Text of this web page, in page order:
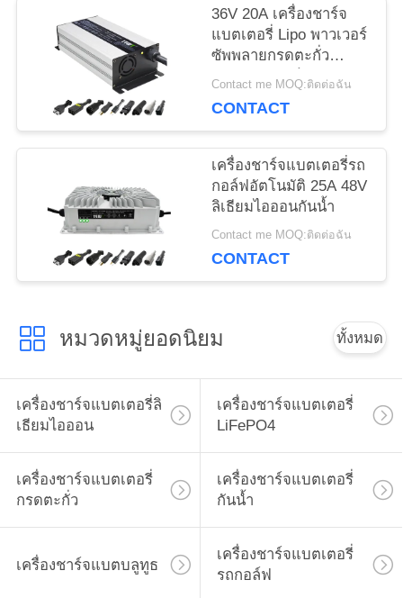
POLICY
36V 20A เครื่องชาร์จ
แบตเตอรี่ Lipo พาวเวอร์
ซัพพลายกรดตะกั่ว
สำหรับรถกอล์ฟ
Contact me MOQ:ติดต่อฉัน
CONTACT
เครื่องชาร์จแบตเตอรี่รถ
กอล์ฟอัตโนมัติ 25A 48V
ลิเธียมไอออนกันน้ำ
Contact me MOQ:ติดต่อฉัน
CONTACT
หมวดหมู่ยอดนิยม ทั้งหมด
เครื่องชาร์จแบตเตอรี่ลิ
เธียมไอออน
เครื่องชาร์จแบตเตอรี่
LiFePO4
เครื่องชาร์จแบตเตอรี่
กรดตะกั่ว
เครื่องชาร์จแบตเตอรี่
กันน้ำ
เครื่องชาร์จแบตบลูทูธ
เครื่องชาร์จแบตเตอรี่
รถกอล์ฟ